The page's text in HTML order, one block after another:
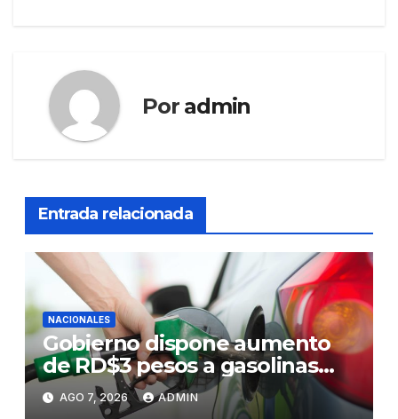
Por admin
Entrada relacionada
NACIONALES
Gobierno dispone aumento
de RD$3 pesos a gasolinas
premium y regular
AGO 7, 2026 ADMIN